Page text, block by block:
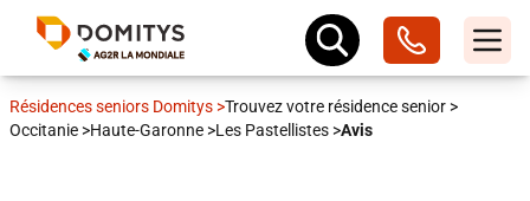
Résidences seniors Domitys >Trouvez votre résidence senior >
Occitanie >Haute-Garonne >Les Pastellistes >Avis